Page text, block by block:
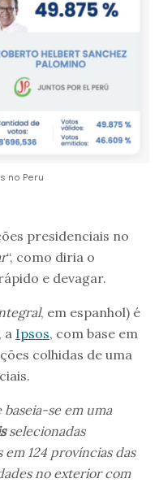
no Peru
presidenciais no
“, como diria o
e devagar.
, em espanhol) é
a Ipsos, com base em
colhidas de uma
se em uma
selecionadas
124 províncias das
no exterior com